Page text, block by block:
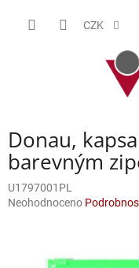
CZK
Donau,
barevným
U1797001PL
Průměrné
Neohodnoceno